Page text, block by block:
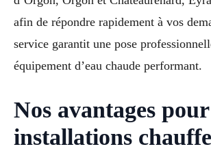
afin de répondre rapidement à vos
service garantit une pose
équipement d’eau chaude performant.
Nos avantages
installations